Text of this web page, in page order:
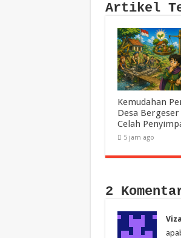
Artikel
Kemudahan
Desa
Celah
5 jam ago
2